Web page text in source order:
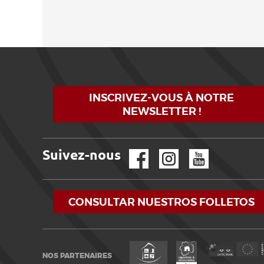
INSCRIVEZ-VOUS À NOTRE
NEWSLETTER !
Suivez-nous
CONSULTAR NUESTROS FOLLETOS
NOS PARTENAIRES